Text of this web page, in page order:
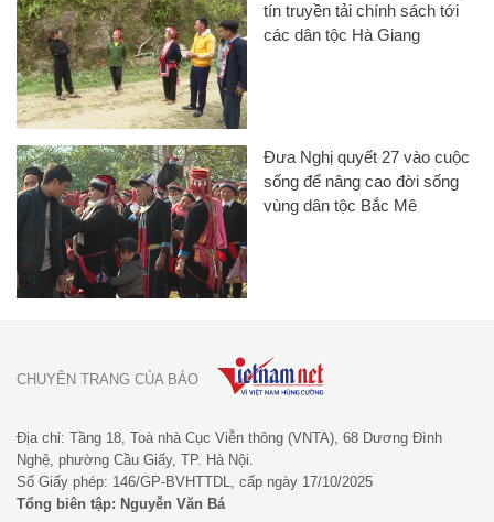
tín truyền tải chính sách tới
các dân tộc Hà Giang
Đưa Nghị quyết 27 vào cuộc
sống để nâng cao đời sống
vùng dân tộc Bắc Mê
Địa chỉ: Tầng 18, Toà nhà Cục Viễn thông (VNTA), 68 Dương Đình
Nghệ, phường Cầu Giấy, TP. Hà Nội.
Số Giấy phép: 146/GP-BVHTTDL, cấp ngày 17/10/2025
Tổng biên tập: Nguyễn Văn Bá
CHUYÊN TRANG CỦA BÁO